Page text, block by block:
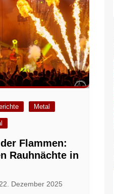
Metal
Flammen:
Rauhnächte in
22. Dezember 2025